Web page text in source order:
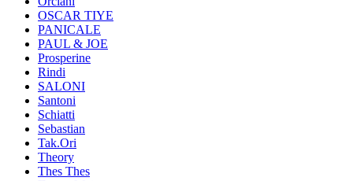
OSCAR TIYE
PANICALE
PAUL & JOE
Prosperine
Rindi
SALONI
Santoni
Schiatti
Sebastian
Tak.Ori
Theory
Thes Thes